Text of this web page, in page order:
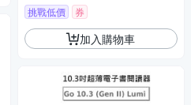
挑戰低價 券
加入購物車